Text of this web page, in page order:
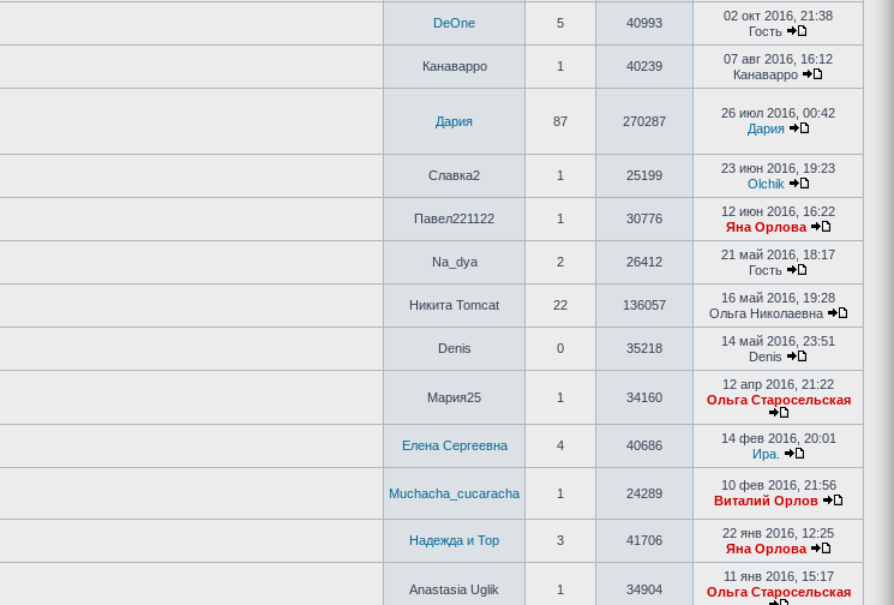
DeOne 5 40993
02 окт 2016, 21:38
Гость
Канаварро 1 40239
07 авг 2016, 16:12
Канаварро
Дария 87 270287
26 июл 2016, 00:42
Дария
Славка2 1 25199
23 июн 2016, 19:23
Olchik
Павел221122 1 30776
12 июн 2016, 16:22
Яна Орлова
Na_dya 2 26412
21 май 2016, 18:17
Гость
Никита Tomcat 22 136057
16 май 2016, 19:28
Ольга Николаевна
Denis 0 35218
14 май 2016, 23:51
Denis
Мария25 1 34160
12 апр 2016, 21:22
Ольга Старосельская
Елена Сергеевна 4 40686
14 фев 2016, 20:01
Ира.
Muchacha_cucaracha 1 24289
10 фев 2016, 21:56
Виталий Орлов
Надежда и Тор 3 41706
22 янв 2016, 12:25
Яна Орлова
Anastasia Uglik 1 34904
11 янв 2016, 15:17
Ольга Старосельская